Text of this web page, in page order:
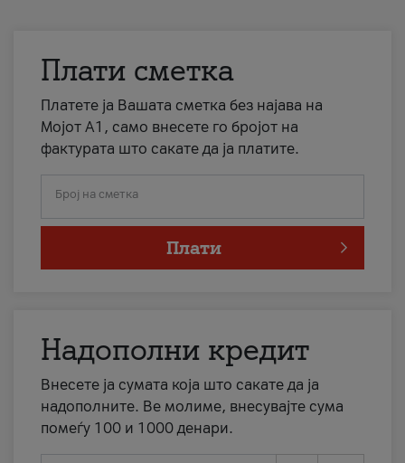
Плати сметка
Платете ја Вашата сметка без најава на
Мојот А1, само внесете го бројот на
фактурата што сакате да ја платите.
Број на сметка
Плати
Надополни кредит
Внесете ја сумата која што сакате да ја
надополните. Ве молиме, внесувајте сума
помеѓу 100 и 1000 денари.